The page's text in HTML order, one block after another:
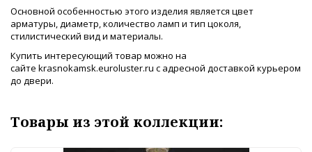
Основной особенностью этого изделия является цвет
арматуры, диаметр, количество ламп и тип цоколя,
стилистический вид и материалы.
Купить интересующий товар можно на
сайте krasnokamsk.euroluster.ru с адресной доставкой курьером
до двери.
Товары из этой коллекции: